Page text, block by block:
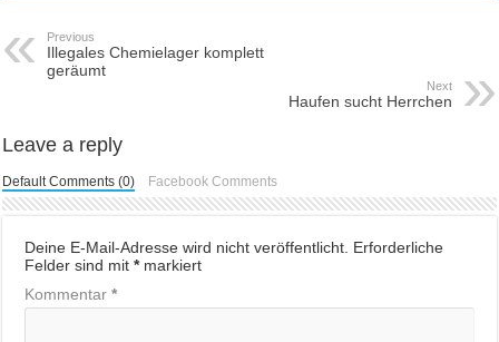
Previous
Illegales Chemielager komplett
geräumt
Next
Haufen sucht Herrchen
Leave a reply
Default Comments (0) Facebook Comments
Deine E-Mail-Adresse wird nicht veröffentlicht. Erforderliche
Felder sind mit*markiert
Kommentar*